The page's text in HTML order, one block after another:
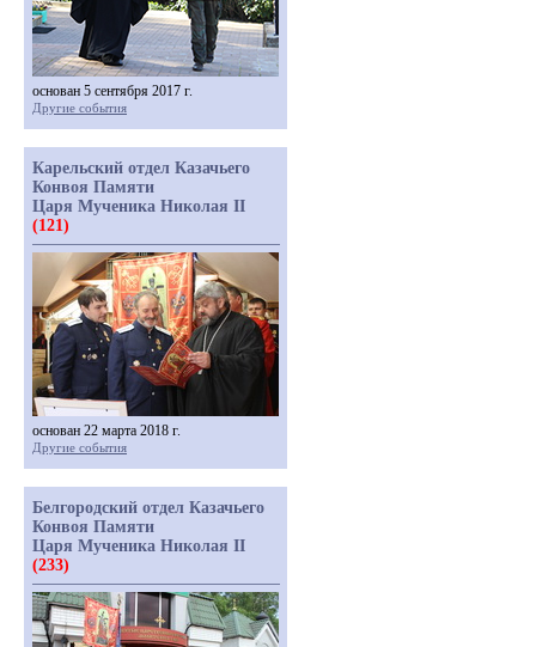
основан 5 сентября 2017 г.
Другие события
Карельский отдел Казачьего
Конвоя Памяти
Царя Мученика Николая II
(121)
основан 22 марта 2018 г.
Другие события
Белгородский отдел Казачьего
Конвоя Памяти
Царя Мученика Николая II
(233)